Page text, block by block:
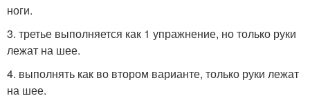
ноги.
3. третье выполняется как 1 упражнение, но только руки
лежат на шее.
4. выполнять как во втором варианте, только руки лежат
на шее.